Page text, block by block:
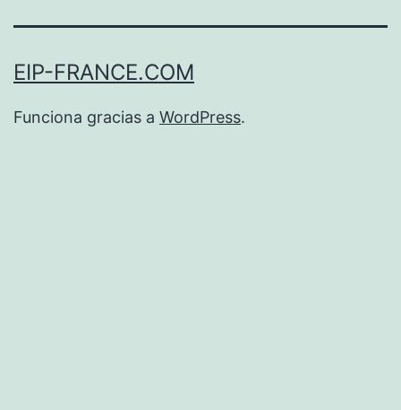
EIP-FRANCE.COM
Funciona gracias a WordPress.